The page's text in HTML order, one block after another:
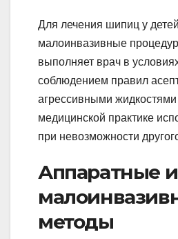
Для лечения шипиц у
малоинвазивные
выполняет врач в
соблюдением правил
агрессивными
медицинской практике
при невозможности
Аппаратные и
методы